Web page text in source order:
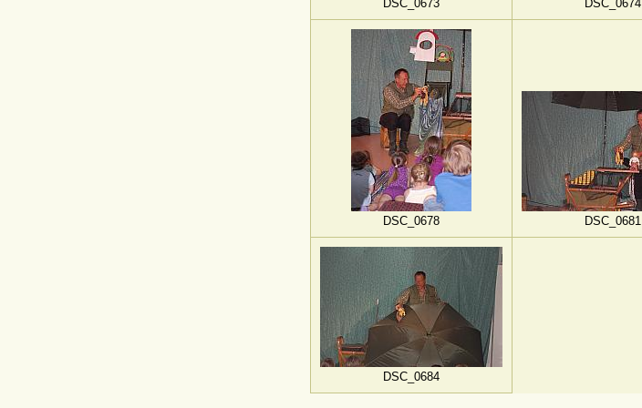
DSC_0673 DSC_0674
DSC_0678 DSC_0681
DSC_0684